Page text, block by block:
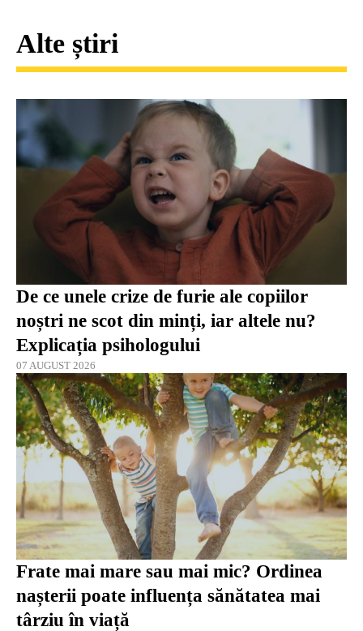
Alte știri
De ce unele crize de furie ale copiilor
noștri ne scot din minți, iar altele nu?
Explicația psihologului
07 AUGUST 2026
Frate mai mare sau mai mic? Ordinea
nașterii poate influența sănătatea mai
târziu în viață